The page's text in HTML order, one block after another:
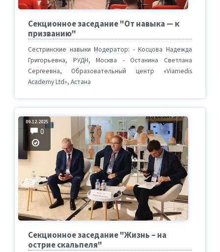
Секционное заседание "От навыка — к
призванию"
Сестринские навыки Модератор: - Косцова Надежда
Григорьевна, РУДН, Москва - Останина Светлана
Сергеевна, Образовательный центр «Viamedis
Academy Ltd», Астана
09.12.2025
0
Секционное заседание "Жизнь – на
острие скальпеля"